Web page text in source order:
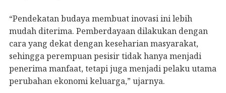
“Pendekatan budaya membuat inovasi ini lebih
mudah diterima. Pemberdayaan dilakukan dengan
cara yang dekat dengan keseharian masyarakat,
sehingga perempuan pesisir tidak hanya menjadi
penerima manfaat, tetapi juga menjadi pelaku utama
perubahan ekonomi keluarga,” ujarnya.